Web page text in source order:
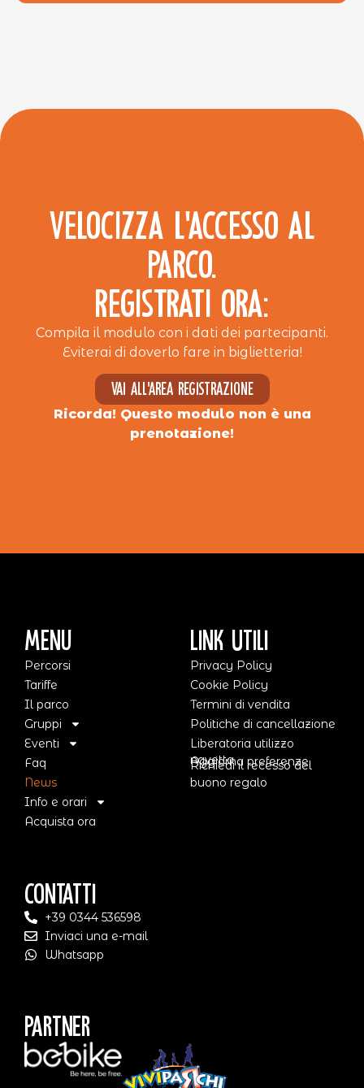
VELOCIZZA L’ACCESSO AL
PARCO.
REGISTRATI ORA:
Compila il modulo con i dati dei partecipanti.
Eviterai di doverlo fare in biglietteria!
Vai all'area registrazione
Ricorda! Questo modulo non è una
prenotazione!
Menu
Percorsi
Tariffe
Il parco
Gruppi
Eventi
Faq
News
Info e orari
Acquista ora
Link Utili
Privacy Policy
Cookie Policy
Termini di vendita
Politiche di cancellazione
Liberatoria utilizzo
navetta
Aggiorna preferenze
Richiedi il recesso del
buono regalo
Contatti
+39 0344 536598
Inviaci una e-mail
Whatsapp
Partner